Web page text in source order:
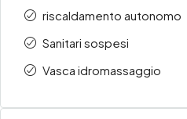
riscaldamento autonomo
Sanitari sospesi
Vasca idromassaggio